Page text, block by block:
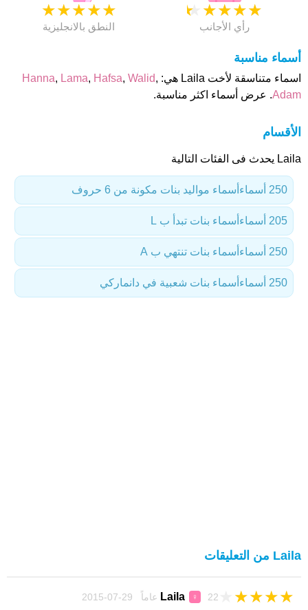
★
★
★
★
★
النطق بالانجليزية
★
★
★
★
★
رأي الأجانب
أسماء مناسبة
اسماء متناسقة لأخت Laila هي: Hanna, Lama, Hafsa, Walid,
Adam. عرض أسماء اكثر مناسبة.
الأقسام
Laila يحدث فى الفئات التالية
أسماء مواليد بنات مكونة من 6 حروف 250 أسماء
أسماء بنات تبدأ ب L 205 أسماء
أسماء بنات تنتهي ب A 250 أسماء
أسماء بنات شعبية في دانماركي 250 أسماء
Laila من التعليقات
Laila ♀ 22 عاماً 29-07-2015 ★
★
★
★